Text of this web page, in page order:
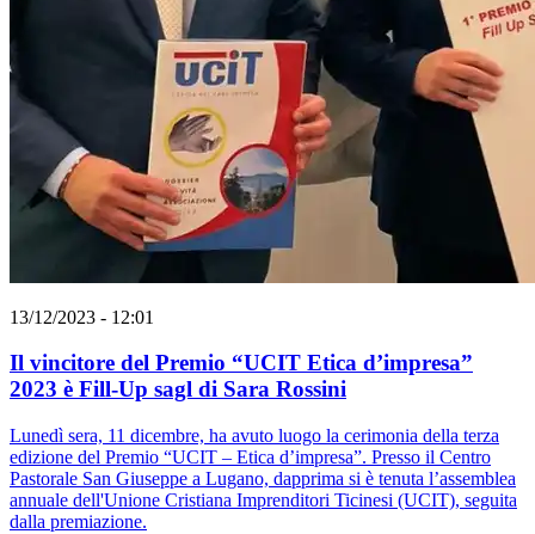
13/12/2023 - 12:01
Il vincitore del Premio “UCIT Etica d’impresa”
2023 è Fill-Up sagl di Sara Rossini
Lunedì sera, 11 dicembre, ha avuto luogo la cerimonia della terza
edizione del Premio “UCIT – Etica d’impresa”. Presso il Centro
Pastorale San Giuseppe a Lugano, dapprima si è tenuta l’assemblea
annuale dell'Unione Cristiana Imprenditori Ticinesi (UCIT), seguita
dalla premiazione.